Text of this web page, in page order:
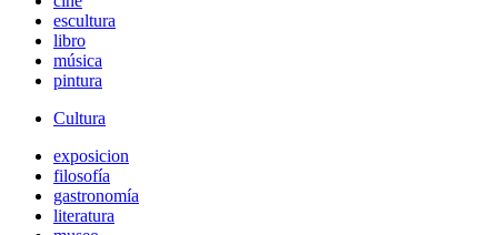
escultura
libro
música
pintura
Cultura
exposicion
filosofía
gastronomía
literatura